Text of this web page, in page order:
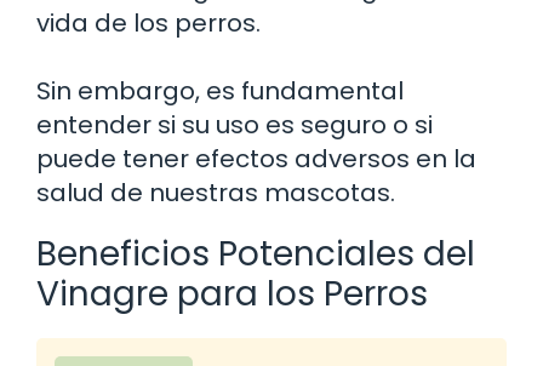
vida de los perros.
Sin embargo, es fundamental
entender si su uso es seguro o si
puede tener efectos adversos en la
salud de nuestras mascotas.
Beneficios Potenciales del
Vinagre para los Perros